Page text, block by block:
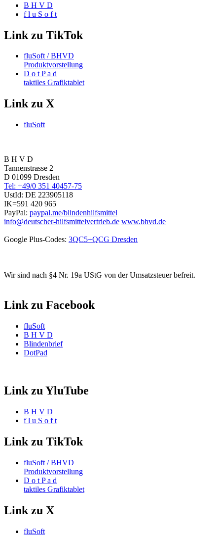
B H V D
f l u S o f t
Link zu TikTok
fluSoft / BHVD
Produktvorstellung
D o t P a d
taktiles Grafiktablet
Link zu X
fluSoft
B H V D
Tannenstrasse 2
D 01099 Dresden
Tel: +49/0 351 40457-75
UstId: DE 223905118
IK=591 420 965
PayPal: paypal.me/blindenhilfsmittel
info@deutscher-hilfsmittelvertrieb.de www.bhvd.de
Google Plus-Codes: 3QC5+QCG Dresden
Wir sind nach §4 Nr. 19a UStG von der Umsatzsteuer befreit.
Link zu Facebook
fluSoft
B H V D
Blindenbrief
DotPad
Link zu YluTube
B H V D
f l u S o f t
Link zu TikTok
fluSoft / BHVD
Produktvorstellung
D o t P a d
taktiles Grafiktablet
Link zu X
fluSoft